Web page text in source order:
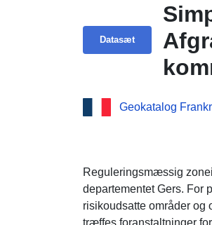
Datasæt
Geokatalog
Reguleringsmæssig
departementet Gers. For
risikoudsatte områder og
træffes foranstaltninger